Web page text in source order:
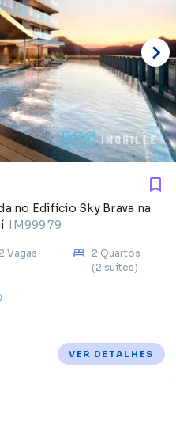
no Edifício Sky Brava na
IM99979
2 Vagas
2 Quartos
(2 suítes)
VER DETALHES